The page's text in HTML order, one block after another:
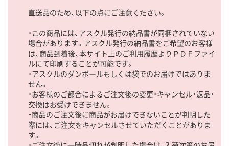
直送品のため、以下の点にご注意ください。
・この商品には、アスクル発行の納品書が同梱されていない
場合があります。アスクル発行の納品書をご希望のお客様
は、商品到着後、本サイト上のご利用履歴よりＰＤＦファイ
ルにて印刷することが可能です。
・アスクルのダンボールもしくは袋でのお届けではありま
せん。
・お客様のご都合によるご注文後の変更・キャンセル・返品・
交換はお受けできません。
・商品のご注文後に商品がお届けできないことが判明した
際には、ご注文をキャンセルさせていただくことがありま
す。